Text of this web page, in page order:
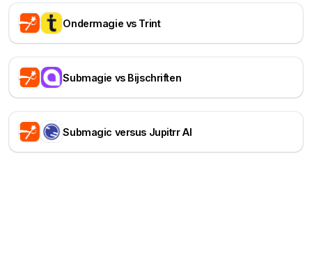
Ondermagie vs Trint
Submagie vs Bijschriften
Submagic versus Jupitrr AI